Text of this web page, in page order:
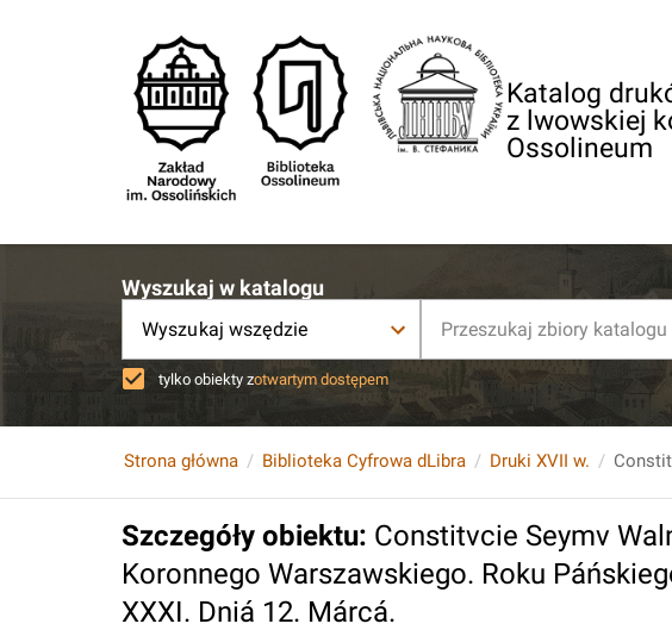
Katalog
z lwowskiej
Ossolineum
Wyszukaj w katalogu
Wyszukaj wszędzie
tylko obiekty zotwartym dostępem
Strona główna Biblioteka Cyfrowa dLibra Druki XVII w.
Szczegóły obiektu: Constitvcie Seymv
Koronnego Warszawskiego. Roku
XXXI. Dniá 12. Márcá.